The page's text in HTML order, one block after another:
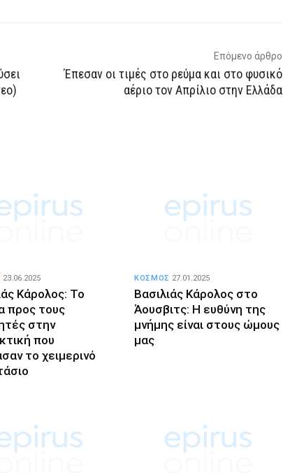
Επόμενο άρθρο
Έπεσαν οι τιμές στο ρεύμα και στο φυσικό
αέριο τον Απρίλιο στην Ελλάδα
Κάρολος: Το
προς τους
στην
που
το χειμερινό
23.06.2025
Βασιλιάς Κάρολος στο
Άουσβιτς: Η ευθύνη της
μνήμης είναι στους ώμους
μας
ΚΟΣΜΟΣ 27.01.2025